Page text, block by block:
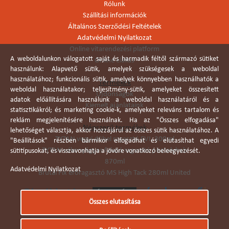
Rólunk
Szállítási információk
Általános Szerződési Feltételek
Adatvédelmi Nyilatkozat
Online vitarendezési platform
Online elállás
Termékek
Újdonságok
Kiemelt ajánlataink
Népszerű termékek
TYTAN vegyi dübel ragasztó EVI. 300ml
TYTAN vékonyágyas falazó ragasztó pisztolyhab
870ml
Brutál Fix erőragasztó MS High Tack 280ml United
A weboldalunkon válogatott saját és harmadik féltől származó sütiket
használunk: Alapvető sütik, amelyek szükségesek a weboldal
használatához; funkcionális sütik, amelyek könnyebben használhatók a
weboldal használatakor; teljesítmény-sütik, amelyeket összesített
adatok előállítására használunk a weboldal használatáról és a
statisztikákról; és marketing cookie-k, amelyeket releváns tartalom és
reklám megjelenítésére használnak. Ha az "Összes elfogadása"
lehetőséget választja, akkor hozzájárul az összes sütik használatához. A
"Beállítások" részben bármikor elfogadhat és elutasíthat egyedi
sütitípusokat, és visszavonhatja a jövőre vonatkozó beleegyezését.
Adatvédelmi Nyilatkozat
Összes elutasítása